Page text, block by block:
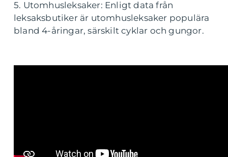
5. Utomhusleksaker: Enligt data från
leksaksbutiker är utomhusleksaker populära
bland 4-åringar, särskilt cyklar och gungor.